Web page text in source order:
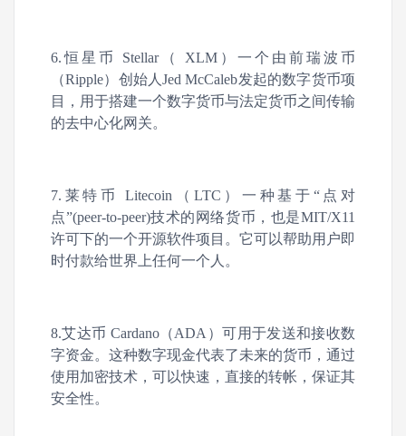
6.恒星币 Stellar（ XLM）一个由前瑞波币
（Ripple）创始人Jed McCaleb发起的数字货币项
目，用于搭建一个数字货币与法定货币之间传输
的去中心化网关。
7.莱特币 Litecoin（LTC）一种基于“点对
点”(peer-to-peer)技术的网络货币，也是MIT/X11
许可下的一个开源软件项目。它可以帮助用户即
时付款给世界上任何一个人。
8.艾达币 Cardano（ADA）可用于发送和接收数
字资金。这种数字现金代表了未来的货币，通过
使用加密技术，可以快速，直接的转帐，保证其
安全性。